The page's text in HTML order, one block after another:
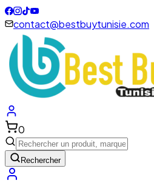
contact@bestbuytunisie.com
0
Rechercher